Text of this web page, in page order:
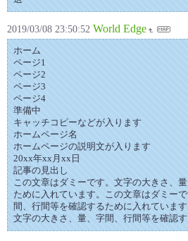
2019/03/08 23:50:52 World Edge
ホーム
ページ1
ページ2
ページ3
ページ4
準備中
キャッチコピーなどが入ります
ホームページ名
ホームページの説明文が入ります
20xx年xx月xx日
記事の見出し
この文章はダミーです。文字の大きさ、
ために入れています。この文章はダミー
間、行間等を確認するために入れていま
文字の大きさ、量、字間、行間等を確認